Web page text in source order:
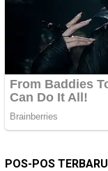
POS-POS TERBARU